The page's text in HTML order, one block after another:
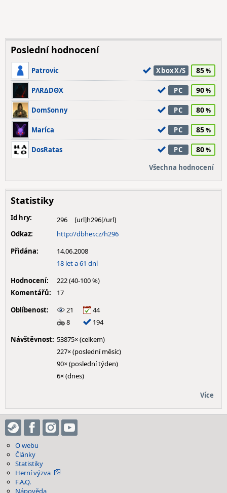
Poslední hodnocení
Patrovic XboxX/S 85
PΛRΔDΘX PC 90
DomSonny PC 80
Maríca PC 85
DosRatas PC 80
Všechna hodnocení
Statistiky
Id hry:
296
Odkaz:
http://dbher.cz/h296
Přidána:
14.06.2008
18 let a 61 dní
Hodnocení:
222 (40-100 %)
Komentářů:
17
Oblíbenost:
21
44
8
194
Návštěvnost: 53875× (celkem)
227× (poslední měsíc)
90× (poslední týden)
6× (dnes)
Více
O webu
Články
Statistiky
Herní výzva
F.A.Q.
Nápověda